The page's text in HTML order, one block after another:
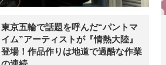
東京五輪で話題を呼んだ“パントマ
イム”アーティストが『情熱大陸』
登場！作品作りは地道で過酷な作業